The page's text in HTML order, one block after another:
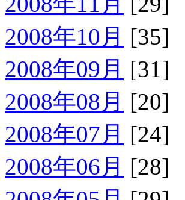
2008年10月 [35]
2008年09月 [31]
2008年08月 [20]
2008年07月 [24]
2008年06月 [28]